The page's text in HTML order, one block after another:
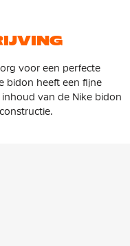
voor een perfecte
bidon heeft een fijne
van de Nike bidon